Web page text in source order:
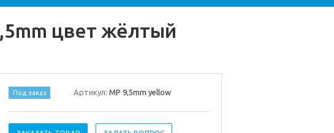
цвет жёлтый
Под заказ Артикул:MP 9,5mm yellow